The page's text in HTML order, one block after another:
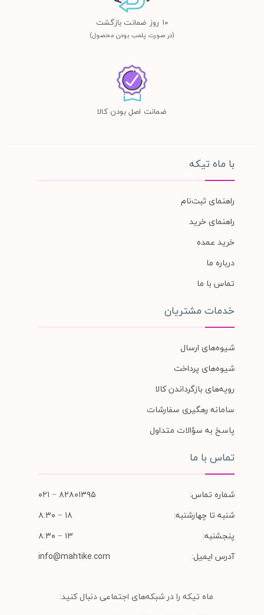
١٠ روز ضمانت بازگشت
(در صورت پلمب بودن محصول)
ضمانت اصل بودن کالا
با ماه تیکه
راهنمای ثبت‌نام
راهنمای خرید
خرید عمده
درباره ما
تماس با ما
خدمات مشتریان
شیوه‌های ارسال
شیوه‌های پرداخت
رویه‌های بازگرداندن کالا
سامانه رهگیری سفارشات
پاسخ به سؤالات متداول
تماس با ما
شماره تماس:
۸۲۸۰۱۳۹۵ − ۰۲۱
شنبه تا چهارشنبه:
۱۸ − ۸:۳۰
پنجشنبه:
۱۳ − ۸:۳۰
آدرس ایمیل:
info@mahtike.com
ماه تیکه را در شبکه‌های اجتماعی دنبال کنید: